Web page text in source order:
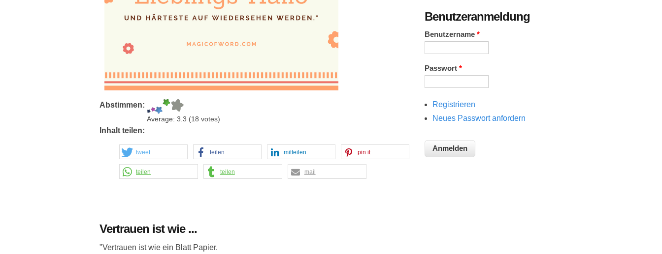
Abstimmen:
Average: 3.3 (18 votes)
Inhalt teilen:
tweet teilen mitteilen pin it
teilen teilen mail
Vertrauen ist wie ...
"Vertrauen ist wie ein Blatt Papier.
Benutzeranmeldung
Benutzername *
Passwort *
Registrieren
Neues Passwort anfordern